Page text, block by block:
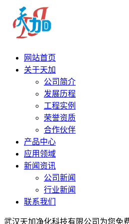
网站首页
关于天加
公司简介
发展历程
工程实例
荣誉资质
合作伙伴
产品中心
应用领域
新闻资讯
公司新闻
行业新闻
联系我们
武汉天加净化科技有限公司为您免